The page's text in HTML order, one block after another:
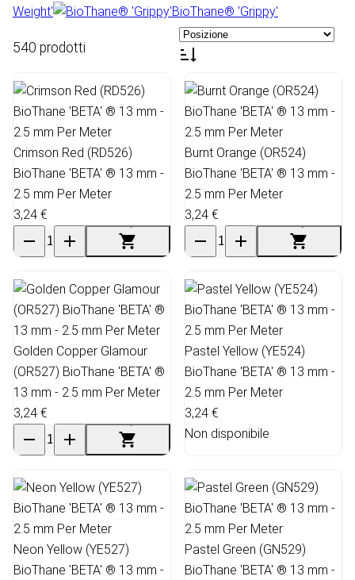
Weight'
BioThane® 'Grippy'
540 prodotti
Crimson Red (RD526)
BioThane 'BETA' ® 13 mm -
2.5 mm Per Meter
3,24 €
Burnt Orange (OR524)
BioThane 'BETA' ® 13 mm -
2.5 mm Per Meter
3,24 €
Golden Copper Glamour
(OR527) BioThane 'BETA' ®
13 mm - 2.5 mm Per Meter
3,24 €
Pastel Yellow (YE524)
BioThane 'BETA' ® 13 mm -
2.5 mm Per Meter
3,24 €
Non disponibile
Neon Yellow (YE527)
BioThane 'BETA' ® 13 mm -
Pastel Green (GN529)
BioThane 'BETA' ® 13 mm -